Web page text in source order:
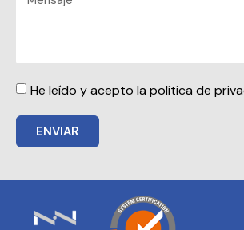
He leído y acepto la política de
ENVIAR